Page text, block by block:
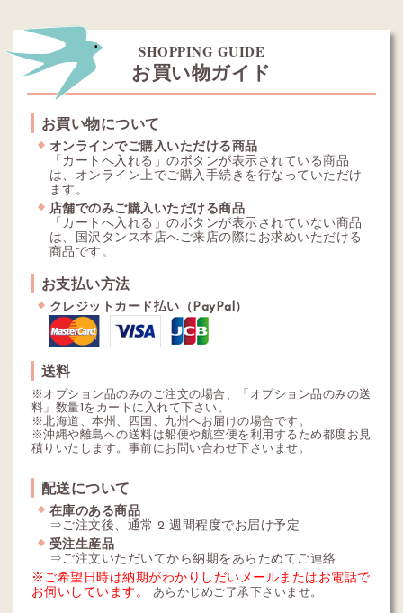
SHOPPING GUIDE
お買い物ガイド
お買い物について
オンラインでご購入いただける商品
「カートへ入れる」のボタンが表示されている商品
は、オンライン上でご購入手続きを行なっていただけ
ます。
店舗でのみご購入いただける商品
「カートへ入れる」のボタンが表示されていない商品
は、国沢タンス本店へご来店の際にお求めいただける
商品です。
お支払い方法
クレジットカード払い（PayPal）
送料
※オプション品のみのご注文の場合、「オプション品のみの送
料」数量1をカートに入れて下さい。
※北海道、本州、四国、九州へお届けの場合です。
※沖縄や離島への送料は船便や航空便を利用するため都度お見
積りいたします。事前にお問い合わせ下さいませ。
配送について
在庫のある商品
⇒ご注文後、通常 2 週間程度でお届け予定
受注生産品
⇒ご注文いただいてから納期をあらためてご連絡
※ご希望日時は納期がわかりしだいメールまたはお電話で
お伺いしています。
あらかじめご了承下さいませ。